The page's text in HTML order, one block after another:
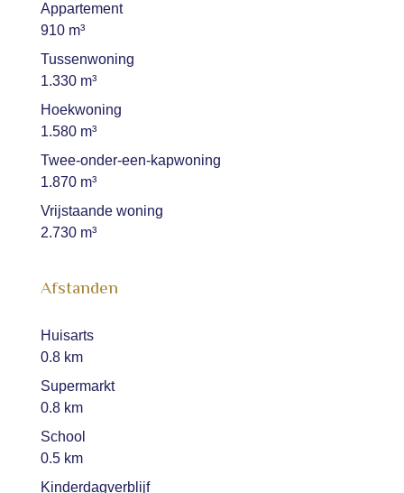
Appartement
910 m³
Tussenwoning
1.330 m³
Hoekwoning
1.580 m³
Twee-onder-een-kapwoning
1.870 m³
Vrijstaande woning
2.730 m³
Afstanden
Huisarts
0.8 km
Supermarkt
0.8 km
School
0.5 km
Kinderdagverblijf